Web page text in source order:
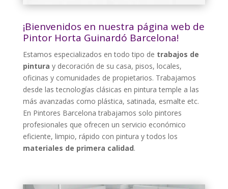
¡Bienvenidos en nuestra página web de
Pintor Horta Guinardó Barcelona!
Estamos especializados en todo tipo de trabajos de
pintura y decoración de su casa, pisos, locales,
oficinas y comunidades de propietarios. Trabajamos
desde las tecnologías clásicas en pintura temple a las
más avanzadas como plástica, satinada, esmalte etc.
En Pintores Barcelona trabajamos solo pintores
profesionales que ofrecen un servicio económico
eficiente, limpio, rápido con pintura y todos los
materiales de primera calidad.